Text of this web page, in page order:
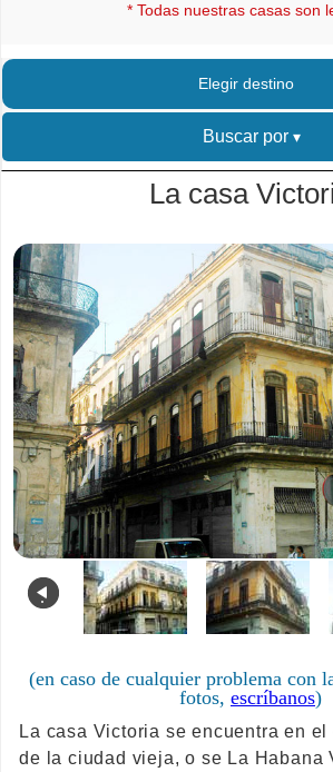
* Todas nuestras casas son
Elegir destino
Buscar por
La casa
.
(en caso de cualquier problema con
fotos, escríbanos)
La casa Victoria se encuentra en
de la ciudad vieja, o se La Habana